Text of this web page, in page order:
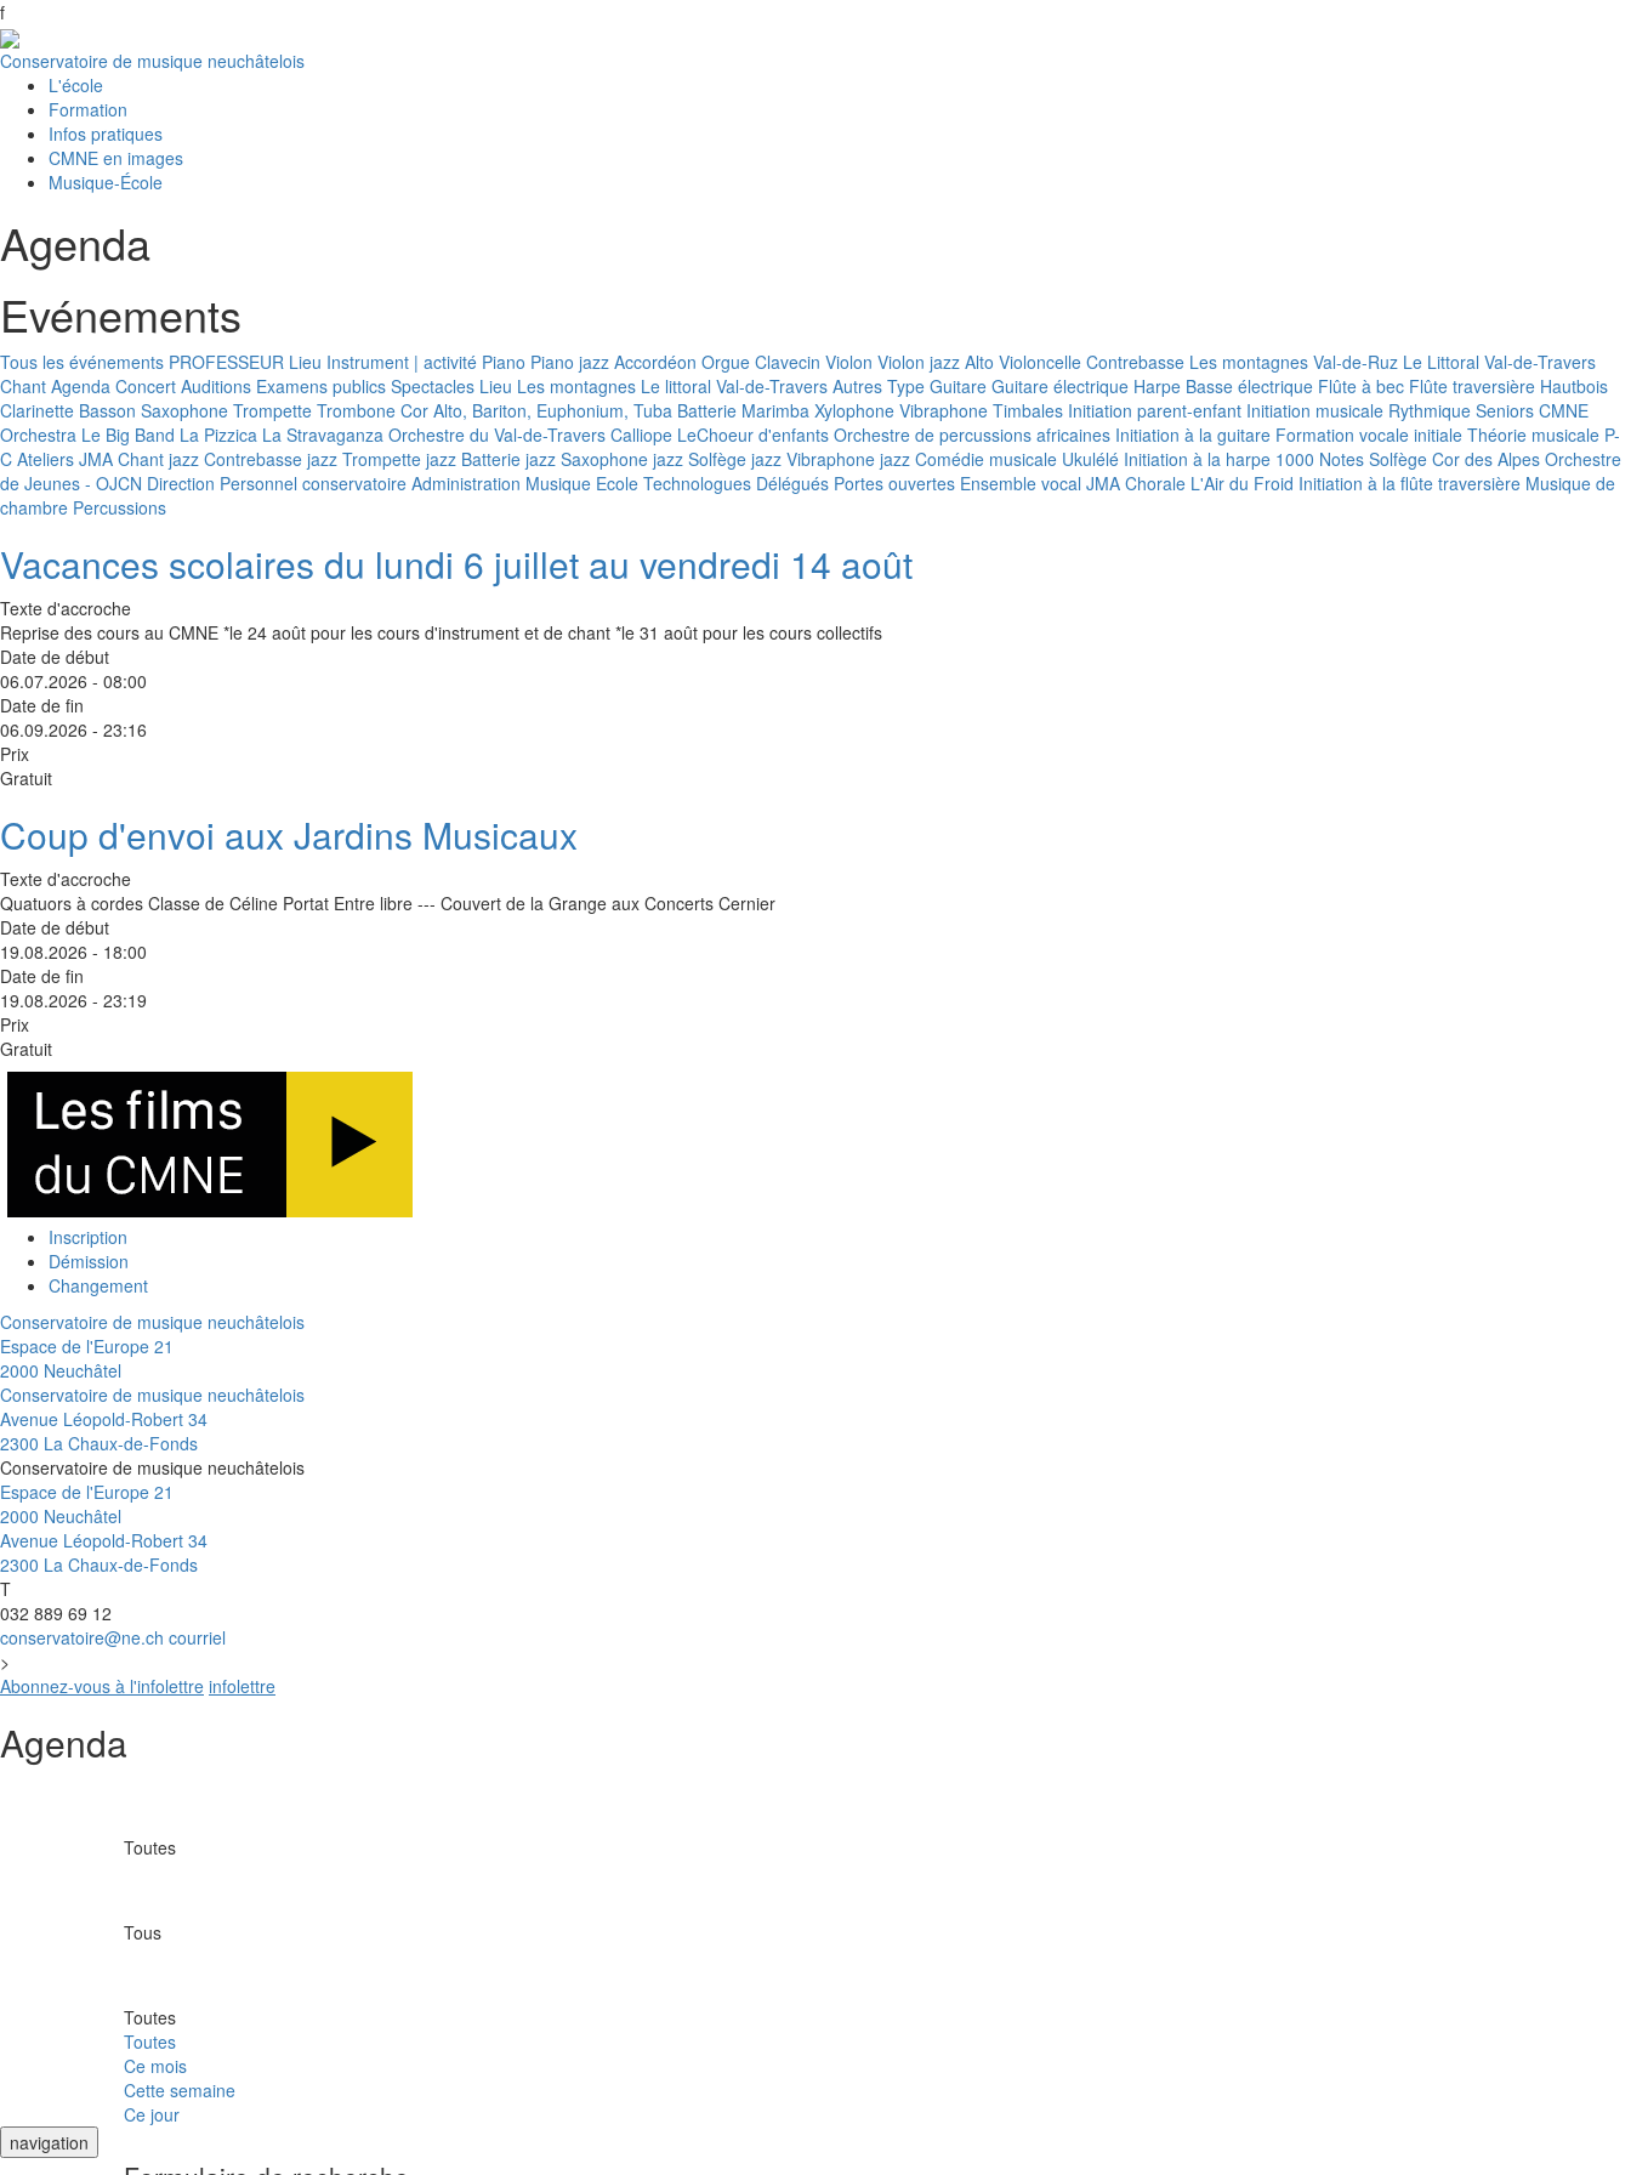
f
Conservatoire de musique neuchâtelois
L'école
Formation
Infos pratiques
CMNE en images
Musique-École
Agenda
Evénements
Tous les événements PROFESSEUR Lieu Instrument | activité Piano Piano jazz Accordéon Orgue Clavecin Violon Violon jazz Alto Violoncelle Contrebasse Les montagnes Val-de-Ruz Le Littoral Val-de-Travers
Chant Agenda Concert Auditions Examens publics Spectacles Lieu Les montagnes Le littoral Val-de-Travers Autres Type Guitare Guitare électrique Harpe Basse électrique Flûte à bec Flûte traversière Hautbois
Clarinette Basson Saxophone Trompette Trombone Cor Alto, Bariton, Euphonium, Tuba Batterie Marimba Xylophone Vibraphone Timbales Initiation parent-enfant Initiation musicale Rythmique Seniors CMNE
Orchestra Le Big Band La Pizzica La Stravaganza Orchestre du Val-de-Travers Calliope LeChoeur d'enfants Orchestre de percussions africaines Initiation à la guitare Formation vocale initiale Théorie musicale P-
C Ateliers JMA Chant jazz Contrebasse jazz Trompette jazz Batterie jazz Saxophone jazz Solfège jazz Vibraphone jazz Comédie musicale Ukulélé Initiation à la harpe 1000 Notes Solfège Cor des Alpes Orchestre
de Jeunes - OJCN Direction Personnel conservatoire Administration Musique Ecole Technologues Délégués Portes ouvertes Ensemble vocal JMA Chorale L'Air du Froid Initiation à la flûte traversière Musique de
chambre Percussions
Vacances scolaires du lundi 6 juillet au vendredi 14 août
Texte d'accroche
Reprise des cours au CMNE *le 24 août pour les cours d'instrument et de chant *le 31 août pour les cours collectifs
Date de début
06.07.2026 - 08:00
Date de fin
06.09.2026 - 23:16
Prix
Gratuit
Coup d'envoi aux Jardins Musicaux
Texte d'accroche
Quatuors à cordes Classe de Céline Portat Entre libre --- Couvert de la Grange aux Concerts Cernier
Date de début
19.08.2026 - 18:00
Date de fin
19.08.2026 - 23:19
Prix
Gratuit
Inscription
Démission
Changement
Conservatoire de musique neuchâtelois
Espace de l'Europe 21
2000 Neuchâtel
Conservatoire de musique neuchâtelois
Avenue Léopold-Robert 34
2300 La Chaux-de-Fonds
Conservatoire de musique neuchâtelois
Espace de l'Europe 21
2000 Neuchâtel
Avenue Léopold-Robert 34
2300 La Chaux-de-Fonds
T
032 889 69 12
conservatoire@ne.ch courriel
>
Abonnez-vous à l'infolettre infolettre
Agenda
Toutes
Tous
Toutes
Toutes
Ce mois
Cette semaine
Ce jour
navigation